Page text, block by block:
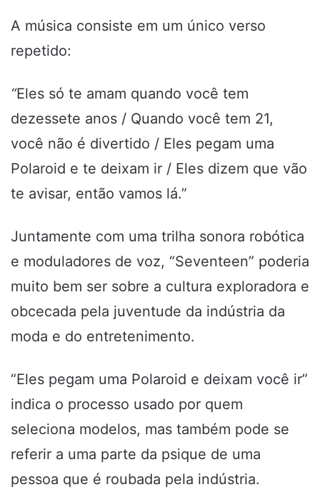
A música consiste em um único verso
repetido:
“Eles só te amam quando você tem
dezessete anos / Quando você tem 21,
você não é divertido / Eles pegam uma
Polaroid e te deixam ir / Eles dizem que vão
te avisar, então vamos lá.”
Juntamente com uma trilha sonora robótica
e moduladores de voz, “Seventeen” poderia
muito bem ser sobre a cultura exploradora e
obcecada pela juventude da indústria da
moda e do entretenimento.
“Eles pegam uma Polaroid e deixam você ir”
indica o processo usado por quem
seleciona modelos, mas também pode se
referir a uma parte da psique de uma
pessoa que é roubada pela indústria.